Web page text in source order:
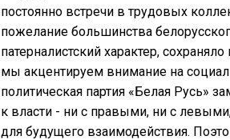
постоянно встречи в трудовых
пожелание большинства
патерналистский характер,
мы акцентируем внимание на
политическая партия «Белая Русь»
к власти - ни с правыми, ни с
для будущего взаимодействия.